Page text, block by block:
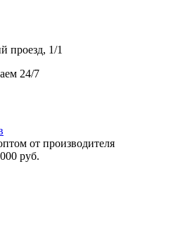
проезд, 1/1
24/7
от производителя
руб.